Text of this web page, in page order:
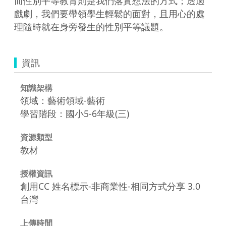
戲劇，我們要帶領學生輕鬆的面對，且用心的處
理隨時就在身旁發生的性別平等議題。
資訊
知識架構
領域：藝術領域-藝術
學習階段：國小5-6年級(三)
資源類型
教材
授權資訊
創用CC 姓名標示-非商業性-相同方式分享 3.0
台灣
上傳時間